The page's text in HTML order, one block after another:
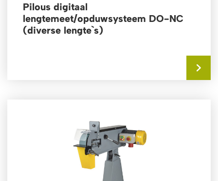
Pilous digitaal
lengtemeet/opduwsysteem DO-NC
(diverse lengte`s)